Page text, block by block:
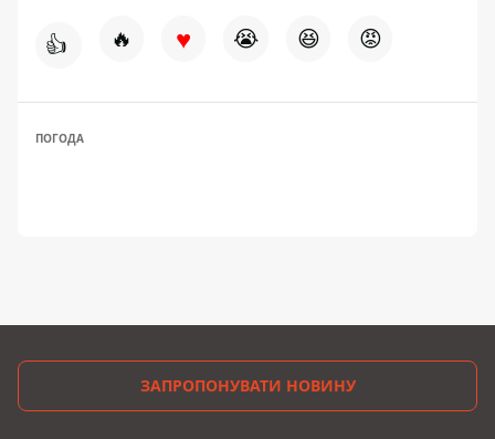
👍 🔥 ♥ 😭 😆 😡
ПОГОДА
ЗАПРОПОНУВАТИ НОВИНУ